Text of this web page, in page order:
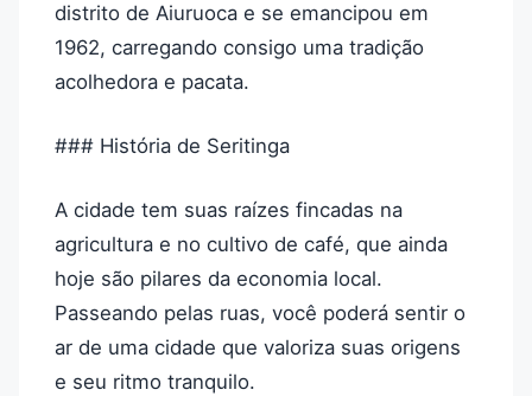
distrito de Aiuruoca e se emancipou em
1962, carregando consigo uma tradição
acolhedora e pacata.
### História de Seritinga
A cidade tem suas raízes fincadas na
agricultura e no cultivo de café, que ainda
hoje são pilares da economia local.
Passeando pelas ruas, você poderá sentir o
ar de uma cidade que valoriza suas origens
e seu ritmo tranquilo.